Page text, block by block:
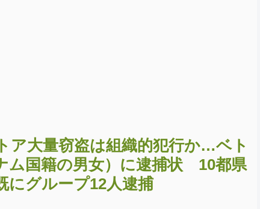
ア大量窃盗は組織的犯行か…ベト
ム国籍の男女）に逮捕状 10都県
にグループ12人逮捕